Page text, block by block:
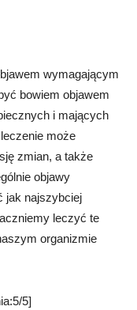
wymagającym
bowiem objawem
i mających
leczenie może
zmian, a także
objawy
jak najszybciej
leczyć te
organizmie
5]